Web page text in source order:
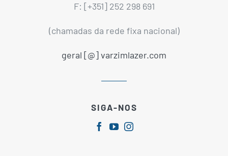
F: [+351] 252 298 691
(chamadas da rede fixa nacional)
geral [@] varzimlazer.com
SIGA-NOS